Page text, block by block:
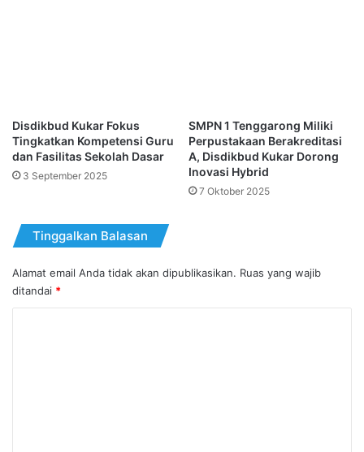
Disdikbud Kukar Fokus
Tingkatkan Kompetensi Guru
dan Fasilitas Sekolah Dasar
3 September 2025
SMPN 1 Tenggarong Miliki
Perpustakaan Berakreditasi
A, Disdikbud Kukar Dorong
Inovasi Hybrid
7 Oktober 2025
Tinggalkan Balasan
Alamat email Anda tidak akan dipublikasikan. Ruas yang wajib
ditandai *